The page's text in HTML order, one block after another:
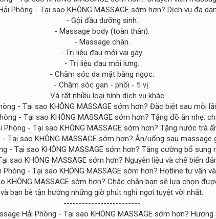
Dịch vụ đa
- Gội đầu dưỡng sinh.
- Massage body (toàn thân).
- Massage chân.
- Trị liệu đau mỏi vai gáy.
- Trị liệu đau mỏi lưng.
- Chăm sóc da mặt bằng ngọc.
- Chăm sóc gan - phổi - tì vị.
- ... Và rất nhiều loại hình dịch vụ khác.
Đặc biệt sau mỗi
Tặng đồ ăn nhẹ:
Tặng nước trà
Ăn/uống sau massage
Tăng cường bổ sung
Nguyên liệu và chế biến
Hotline tư vấn
Chắc chắn bạn sẽ lựa chọn
và bạn bè tận hưởng những giờ phút nghỉ ngơi tuyệt vời nhất.
-------------------------
Hương